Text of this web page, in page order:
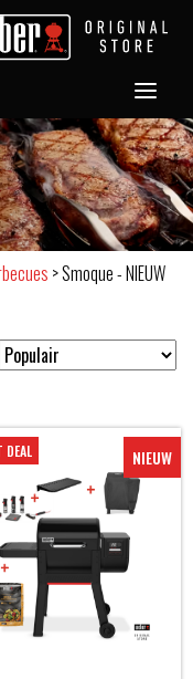
>Smoque - NIEUW
DEAL NIEUW